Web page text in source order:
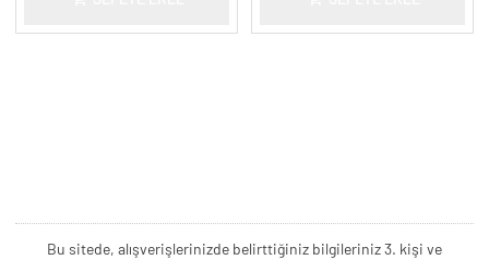
Bu sitede, alışverişlerinizde belirttiğiniz bilgileriniz 3. kişi ve